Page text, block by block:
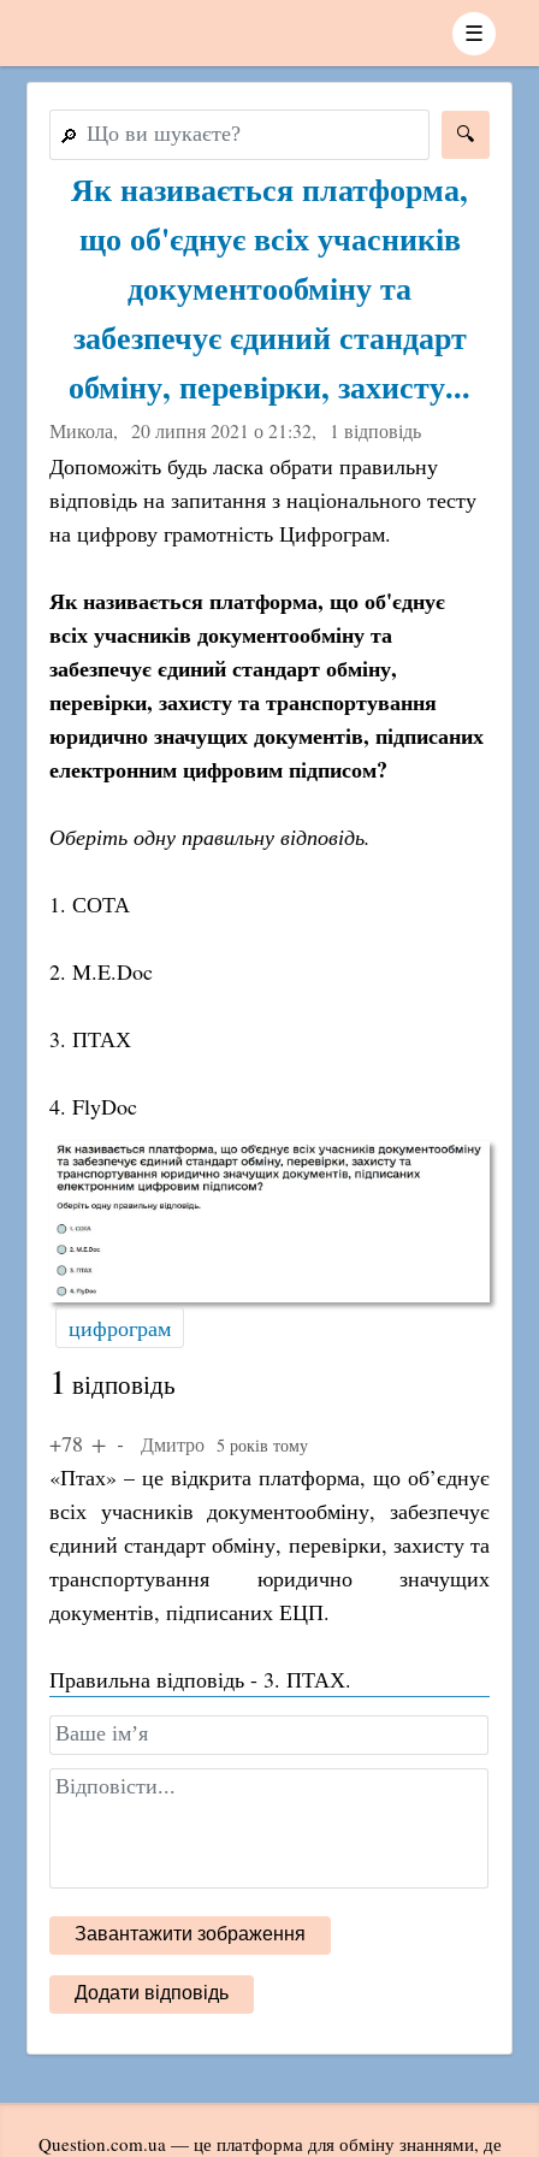
☰
🔎
Як називається платформа,
що об'єднує всіх учасників
документообміну та
забезпечує єдиний стандарт
обміну, перевірки, захисту...
Микола, 20 липня 2021 о 21:32, 1 відповідь
Допоможіть будь ласка обрати правильну
відповідь на запитання з національного тесту
на цифрову грамотність Цифрограм.
Як називається платформа, що об'єднує
всіх учасників документообміну та
забезпечує єдиний стандарт обміну,
перевірки, захисту та транспортування
юридично значущих документів, підписаних
електронним цифровим підписом?
Оберіть одну правильну відповідь.
1. СОТА
2. M.E.Doc
3. ПТАХ
4. FlyDoc
цифрограм
1 відповідь
+78 Дмитро 5 років тому
«Птах» – це відкрита платформа, що об’єднує
всіх учасників документообміну, забезпечує
єдиний стандарт обміну, перевірки, захисту та
транспортування юридично значущих
документів, підписаних ЕЦП.
Правильна відповідь - 3. ПТАХ.
Question.com.ua — це платформа для обміну знаннями, де